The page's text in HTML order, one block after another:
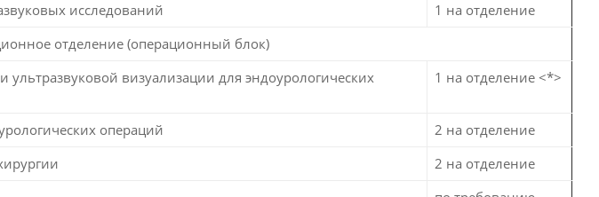
исследований
1 на отделение
отделение (операционный блок)
визуализации для эндоурологических
1 на отделение <*>
операций
2 на отделение
2 на отделение